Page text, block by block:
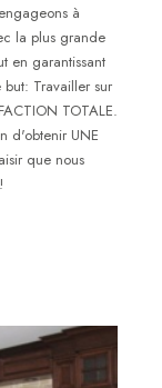
à
la plus grande
en garantissant
Travailler sur
TOTALE.
d'obtenir UNE
que nous